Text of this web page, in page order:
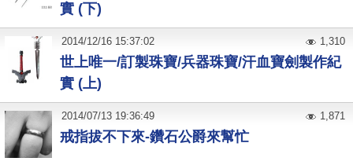
實 (下)
世上唯一/訂製珠寶/兵器珠寶/汗血寶劍製作紀
實 (上)
2014/12/16 15:37:02 1,310
戒指拔不下來-鑽石公爵來幫忙
2014/07/13 19:36:49 1,871